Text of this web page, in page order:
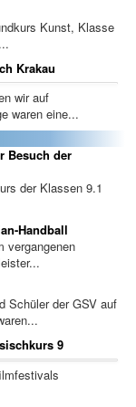
Kunst, Klasse
Krakau
wir auf
waren eine...
Besuch der
der Klassen 9.1
Handball
vergangenen
Schüler der GSV auf
9